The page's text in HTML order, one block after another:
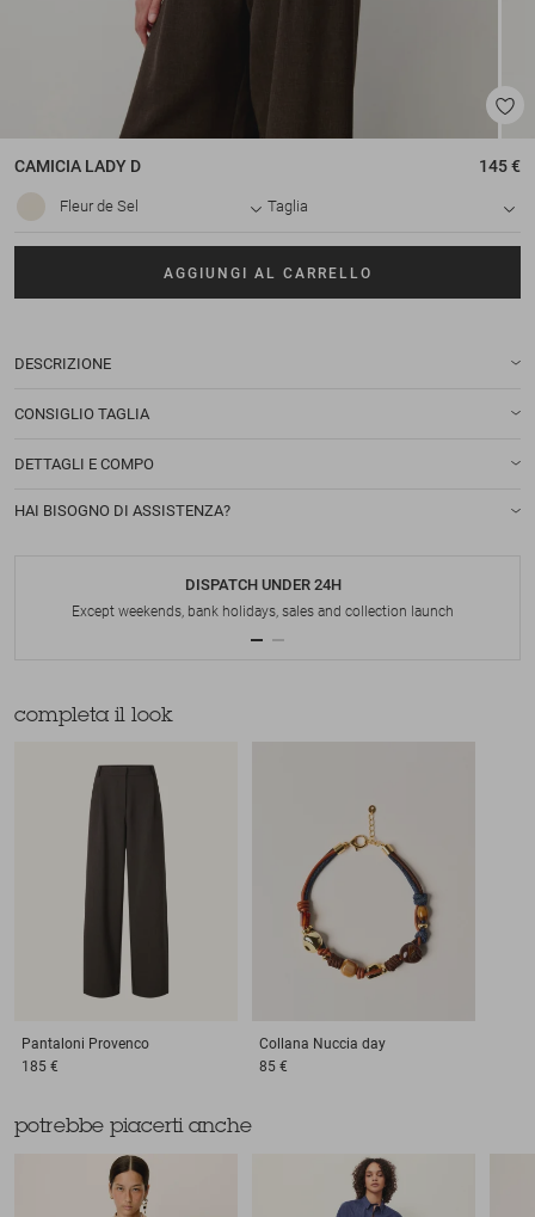
CAMICIA LADY D 145 €
Fleur de Sel Taglia
AGGIUNGI AL CARRELLO
DESCRIZIONE
CONSIGLIO TAGLIA
DETTAGLI E COMPO
HAI BISOGNO DI ASSISTENZA?
DISPATCH UNDER 24H
Except weekends, bank holidays, sales and collection launch
completa il look
Pantaloni Provenco
185 €
Collana Nuccia day
85 €
potrebbe piacerti anche